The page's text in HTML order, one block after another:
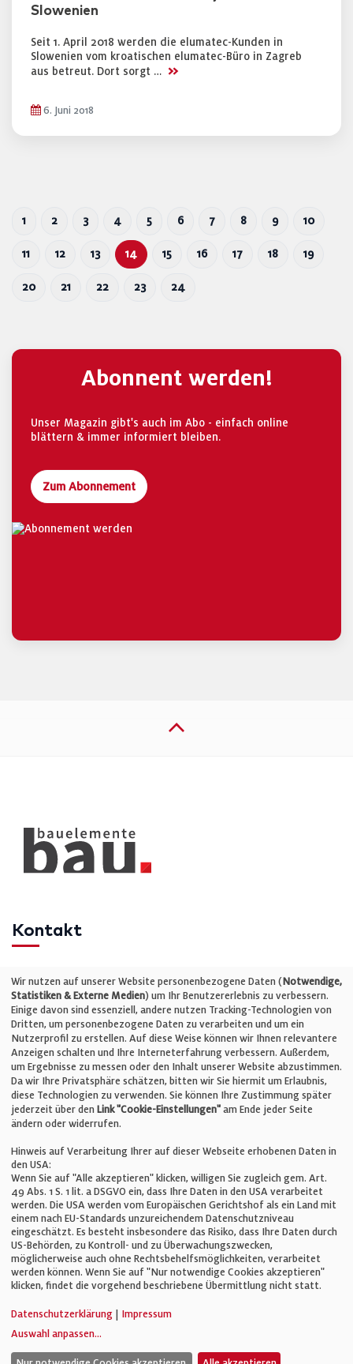
Slowenien
Seit 1. April 2018 werden die elumatec-Kunden in
Slowenien vom kroatischen elumatec-Büro in Zagreb
aus betreut. Dort sorgt … >>
6. Juni 2018
1 2 3 4 5 6 7 8 9 10
11 12 13 14 15 16 17 18 19
20 21 22 23 24
Abonnent werden!
Unser Magazin gibt's auch im Abo - einfach online
blättern & immer informiert bleiben.
Zum Abonnement
Kontakt
Telefon: +49 (0)711 2585563-0
E-Mail:info@bauelemente-bau.eu
Unternehmen
Impressum
Cookie-Einstellungen
AGB
© Verlag für Fachpublizistik GmbH
Wir nutzen auf unserer Website personenbezogene Daten (Notwendige,
Statistiken & Externe Medien) um Ihr Benutzererlebnis zu verbessern.
Einige davon sind essenziell, andere nutzen Tracking-Technologien von
Dritten, um personenbezogene Daten zu verarbeiten und um ein
Nutzerprofil zu erstellen. Auf diese Weise können wir Ihnen relevantere
Anzeigen schalten und Ihre Interneterfahrung verbessern. Außerdem,
um Ergebnisse zu messen oder den Inhalt unserer Website abzustimmen.
Da wir Ihre Privatsphäre schätzen, bitten wir Sie hiermit um Erlaubnis,
diese Technologien zu verwenden. Sie können Ihre Zustimmung später
jederzeit über den Link "Cookie-Einstellungen" am Ende jeder Seite
ändern oder widerrufen.
Hinweis auf Verarbeitung Ihrer auf dieser Webseite erhobenen Daten in
den USA:
Wenn Sie auf "Alle akzeptieren" klicken, willigen Sie zugleich gem. Art.
49 Abs. 1 S. 1 lit. a DSGVO ein, dass Ihre Daten in den USA verarbeitet
werden. Die USA werden vom Europäischen Gerichtshof als ein Land mit
einem nach EU-Standards unzureichendem Datenschutzniveau
eingeschätzt. Es besteht insbesondere das Risiko, dass Ihre Daten durch
US-Behörden, zu Kontroll- und zu Überwachungszwecken,
möglicherweise auch ohne Rechtsbehelfsmöglichkeiten, verarbeitet
werden können. Wenn Sie auf "Nur notwendige Cookies akzeptieren"
klicken, findet die vorgehend beschriebene Übermittlung nicht statt.
Datenschutzerklärung
Impressum
Auswahl anpassen...